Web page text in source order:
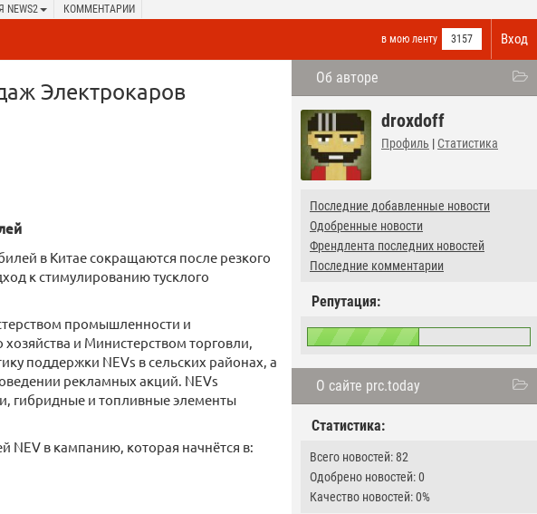
NEWS2 КОММЕНТАРИИ
Вход
в мою ленту 3157
Об авторе
droxdoff
Профиль | Статистика
Последние добавленные новости
Одобренные новости
Френдлента последних новостей
Последние комментарии
Репутация:
О сайте prc.today
Статистика:
Всего новостей: 82
Одобрено новостей: 0
Качество новостей: 0%
Электрокаров
в Китае сокращаются после резкого
к стимулированию тусклого
промышленности и
и Министерством торговли,
поддержки NEVs в сельских районах, а
рекламных акций. NEVs
гибридные и топливные элементы
NEV в кампанию, которая начнётся в: